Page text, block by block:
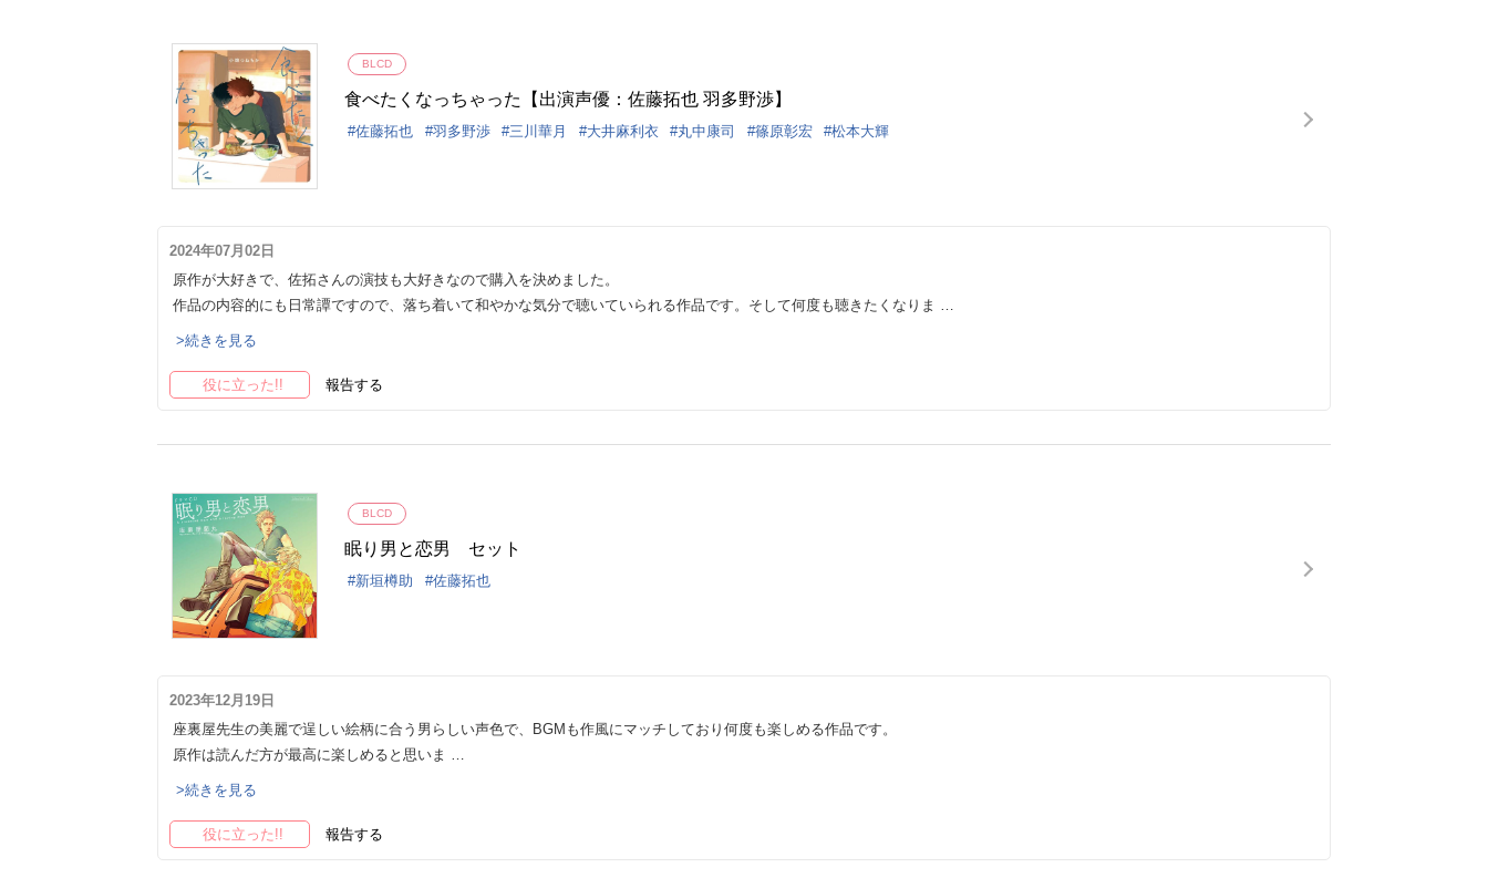
BLCD
食べたくなっちゃった【出演声優：佐藤拓也 羽多野渉】
佐藤拓也 羽多野渉 三川華月 大井麻利衣 丸中康司 篠原彰宏 松本大輝
2024年07月02日
原作が大好きで、佐拓さんの演技も大好きなので購入を決めました。
作品の内容的にも日常譚ですので、落ち着いて和やかな気分で聴いていられる作品です。そして何度も聴きたくなりま …
>続きを見る
役に立った!! 報告する
BLCD
眠り男と恋男 セット
新垣樽助 佐藤拓也
2023年12月19日
座裏屋先生の美麗で逞しい絵柄に合う男らしい声色で、BGMも作風にマッチしており何度も楽しめる作品です。
原作は読んだ方が最高に楽しめると思いま …
>続きを見る
役に立った!! 報告する